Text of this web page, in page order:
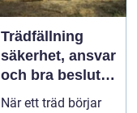
Trädfällning
säkerhet, ansvar
och bra beslut i
trädgården
När ett träd börjar